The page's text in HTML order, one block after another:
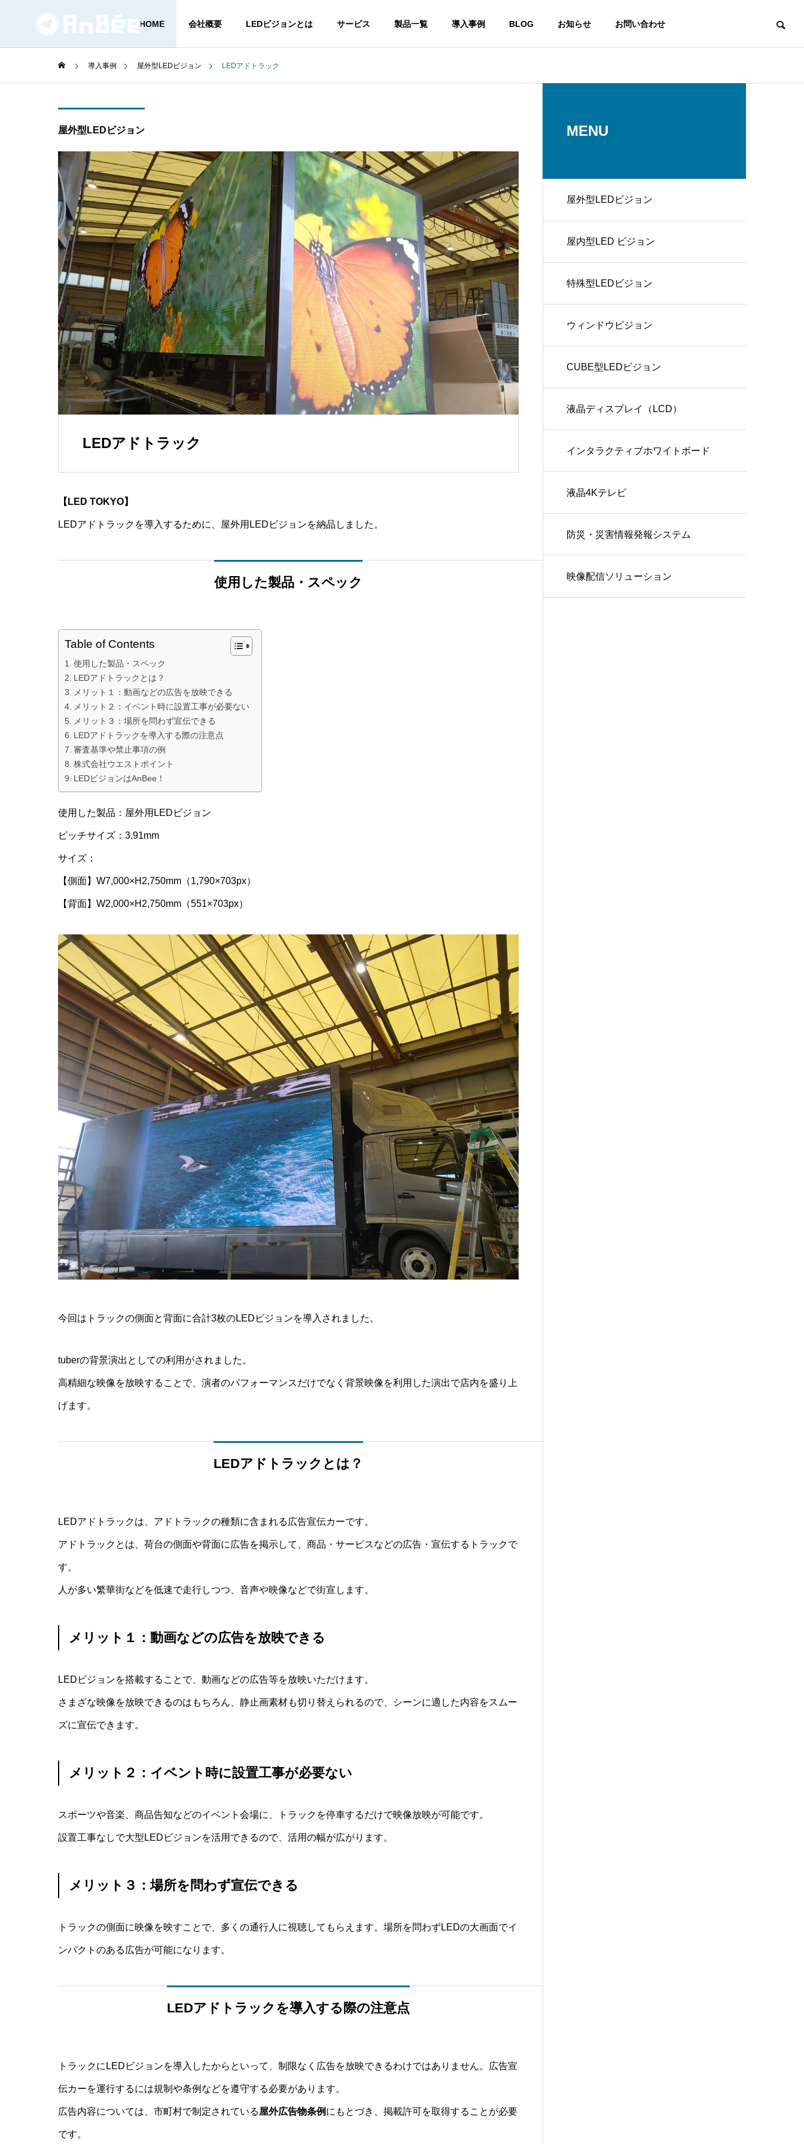
HOME 会社概要 LEDビジョンとは サービス 製品一覧 導入事例 BLOG お知らせ お問い合わせ
SERVICE
サービス
LED VISION
LEDビジョン
VISION RENTAL
LEDビジョンレンタル
PRODUCTION
映像制作
EMERGENCY AL
PRODUCTS
製品一覧
窓面演出に最適！
CUBE型LEDビジョン
かわいい！目立つ！
特殊型LEDビジョン
形状は自由自在！
液晶ディスプレイ
多種多様な製品をご用意
インタラクティブホワイト
ボード
⾼性能CPU/GPUを搭載
液晶4Kテレビ
オリジナルテレビの製造も可能！
防災・災害情報発報システ
ム
緊急地震速報も！
映像配信ソリューション
BLOG
業界ブログ
導入事例 屋外型LEDビジョン LEDアドトラック
屋外型LEDビジョン
LEDアドトラック
【LED TOKYO】
LEDアドトラックを導入するために、屋外用LEDビジョンを納品しました。
使用した製品・スペック
Table of Contents
使用した製品・スペック
LEDアドトラックとは？
メリット１：動画などの広告を放映できる
メリット２：イベント時に設置工事が必要ない
メリット３：場所を問わず宣伝できる
LEDアドトラックを導入する際の注意点
審査基準や禁止事項の例
株式会社ウエストポイント
LEDビジョンはAnBee！
使用した製品：屋外用LEDビジョン
ピッチサイズ：3.91mm
サイズ：
【側面】W7,000×H2,750mm（1,790×703px）
【背面】W2,000×H2,750mm（551×703px）
今回はトラックの側面と背面に合計3枚のLEDビジョンを導入されました。
tuberの背景演出としての利用がされました。
高精細な映像を放映することで、演者のパフォーマンスだけでなく背景映像を利用した演出で店内を盛り上
げます。
LEDアドトラックとは？
LEDアドトラックは、アドトラックの種類に含まれる広告宣伝カーです。
アドトラックとは、荷台の側面や背面に広告を掲示して、商品・サービスなどの広告・宣伝するトラックで
す。
人が多い繁華街などを低速で走行しつつ、音声や映像などで街宣します。
メリット１：動画などの広告を放映できる
LEDビジョンを搭載することで、動画などの広告等を放映いただけます。
さまざな映像を放映できるのはもちろん、静止画素材も切り替えられるので、シーンに適した内容をスムー
ズに宣伝できます。
メリット２：イベント時に設置工事が必要ない
スポーツや音楽、商品告知などのイベント会場に、トラックを停車するだけで映像放映が可能です。
設置工事なしで大型LEDビジョンを活用できるので、活用の幅が広がります。
メリット３：場所を問わず宣伝できる
トラックの側面に映像を映すことで、多くの通行人に視聴してもらえます。場所を問わずLEDの大画面でイ
ンパクトのある広告が可能になります。
LEDアドトラックを導入する際の注意点
トラックにLEDビジョンを導入したからといって、制限なく広告を放映できるわけではありません。広告宣
伝カーを運行するには規制や条例などを遵守する必要があります。
広告内容については、市町村で制定されている屋外広告物条例 にもとづき、掲載許可を取得することが必要
です。
MENU
屋外型LEDビジョン
屋内型LED ビジョン
特殊型LEDビジョン
ウィンドウビジョン
CUBE型LEDビジョン
液晶ディスプレイ（LCD）
インタラクティブホワイトボード
液晶4Kテレビ
防災・災害情報発報システム
映像配信ソリューション